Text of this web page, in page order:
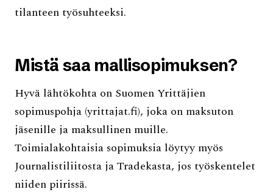
tilanteen työsuhteeksi.
Mistä saa mallisopimuksen?
Hyvä lähtökohta on Suomen Yrittäjien
sopimuspohja (yrittajat.fi), joka on maksuton
jäsenille ja maksullinen muille.
Toimialakohtaisia sopimuksia löytyy myös
Journalistiliitosta ja Tradekasta, jos työskentelet
niiden piirissä.